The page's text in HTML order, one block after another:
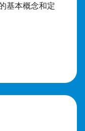
基本概念和定